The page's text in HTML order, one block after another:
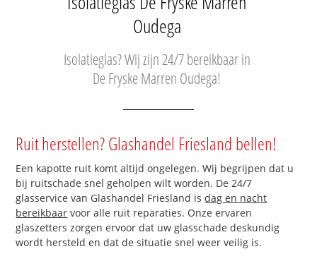
Oudega
Isolatieglas? Wij zijn 24/7 bereikbaar in
De Fryske Marren Oudega!
Ruit herstellen? Glashandel Friesland bellen!
Een kapotte ruit komt altijd ongelegen. Wij begrijpen dat u
bij ruitschade snel geholpen wilt worden. De 24/7
glasservice van Glashandel Friesland isdag en nacht
bereikbaar voor alle ruit reparaties. Onze ervaren
glaszetters zorgen ervoor dat uw glasschade deskundig
wordt hersteld en dat de situatie snel weer veilig is.